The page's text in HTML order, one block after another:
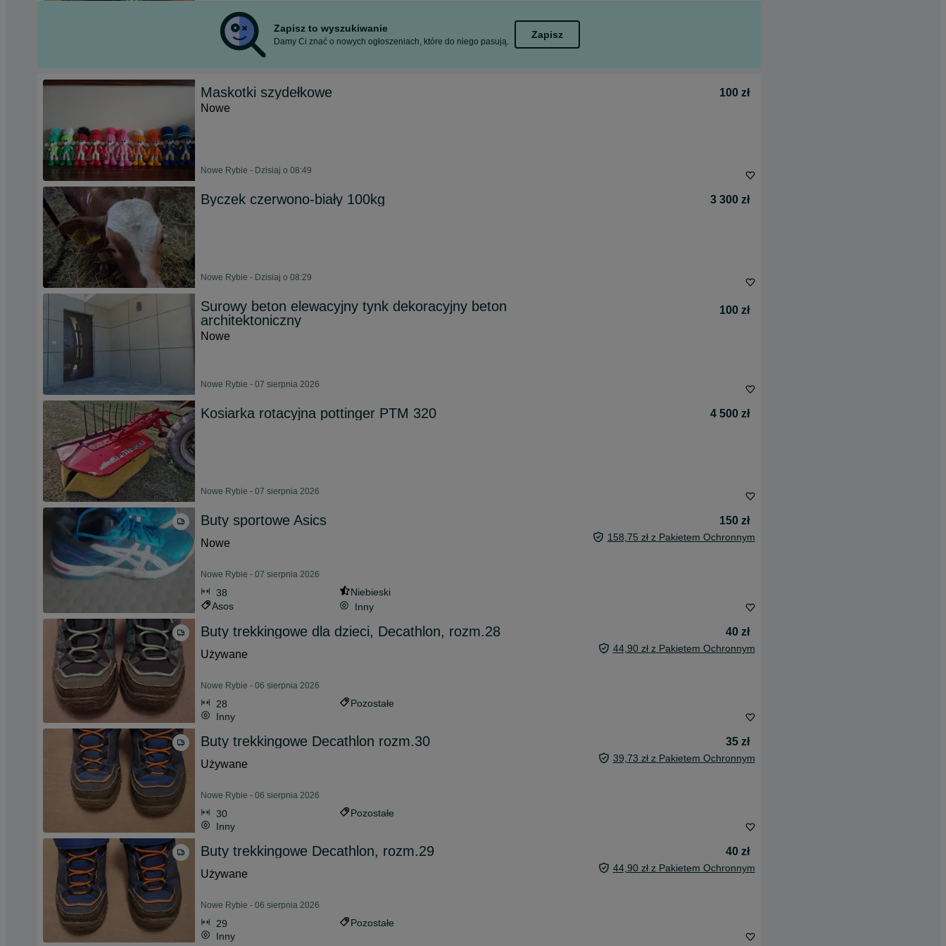
Zapisz to wyszukiwanie
Damy Ci znać o nowych ogłoszeniach, które do niego pasują.
Zapisz
Maskotki szydełkowe
100 zł
Nowe
Nowe Rybie - Dzisiaj o 08:49
Byczek czerwono-biały 100kg 3 300 zł
Nowe Rybie - Dzisiaj o 08:29
Surowy beton elewacyjny tynk dekoracyjny beton
architektoniczny
100 zł
Nowe
Nowe Rybie - 07 sierpnia 2026
Kosiarka rotacyjna pottinger PTM 320 4 500 zł
Nowe Rybie - 07 sierpnia 2026
Buty sportowe Asics
150 zł
Nowe
158,75 zł z Pakietem Ochronnym
Nowe Rybie - 07 sierpnia 2026
38
Niebieski
Asos
Inny
Buty trekkingowe dla dzieci, Decathlon, rozm.28
40 zł
Używane
44,90 zł z Pakietem Ochronnym
Nowe Rybie - 06 sierpnia 2026
28
Pozostałe
Inny
Buty trekkingowe Decathlon rozm.30
35 zł
Używane
39,73 zł z Pakietem Ochronnym
Nowe Rybie - 06 sierpnia 2026
30
Pozostałe
Inny
Buty trekkingowe Decathlon, rozm.29
40 zł
Używane
44,90 zł z Pakietem Ochronnym
Nowe Rybie - 06 sierpnia 2026
29
Pozostałe
Inny